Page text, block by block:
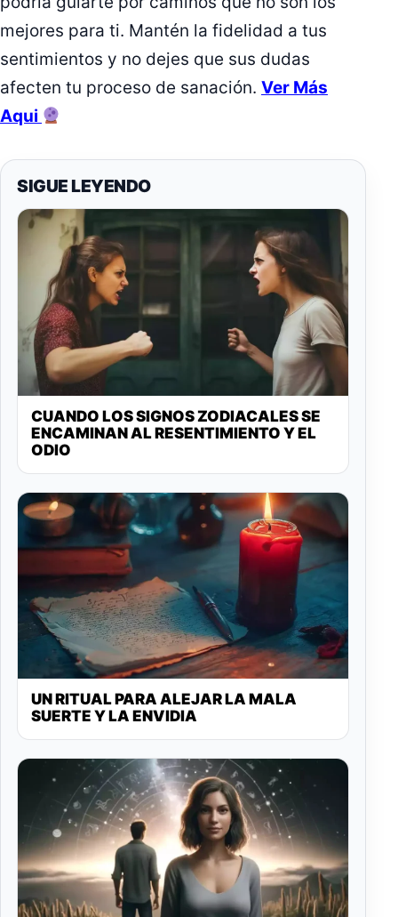
mejores para ti. Mantén la fidelidad a tus
sentimientos y no dejes que sus dudas
afecten tu proceso de sanación. Ver Más
Aqui
SIGUE LEYENDO
CUANDO LOS SIGNOS ZODIACALES SE
ENCAMINAN AL RESENTIMIENTO Y EL
ODIO
UN RITUAL PARA ALEJAR LA MALA
SUERTE Y LA ENVIDIA